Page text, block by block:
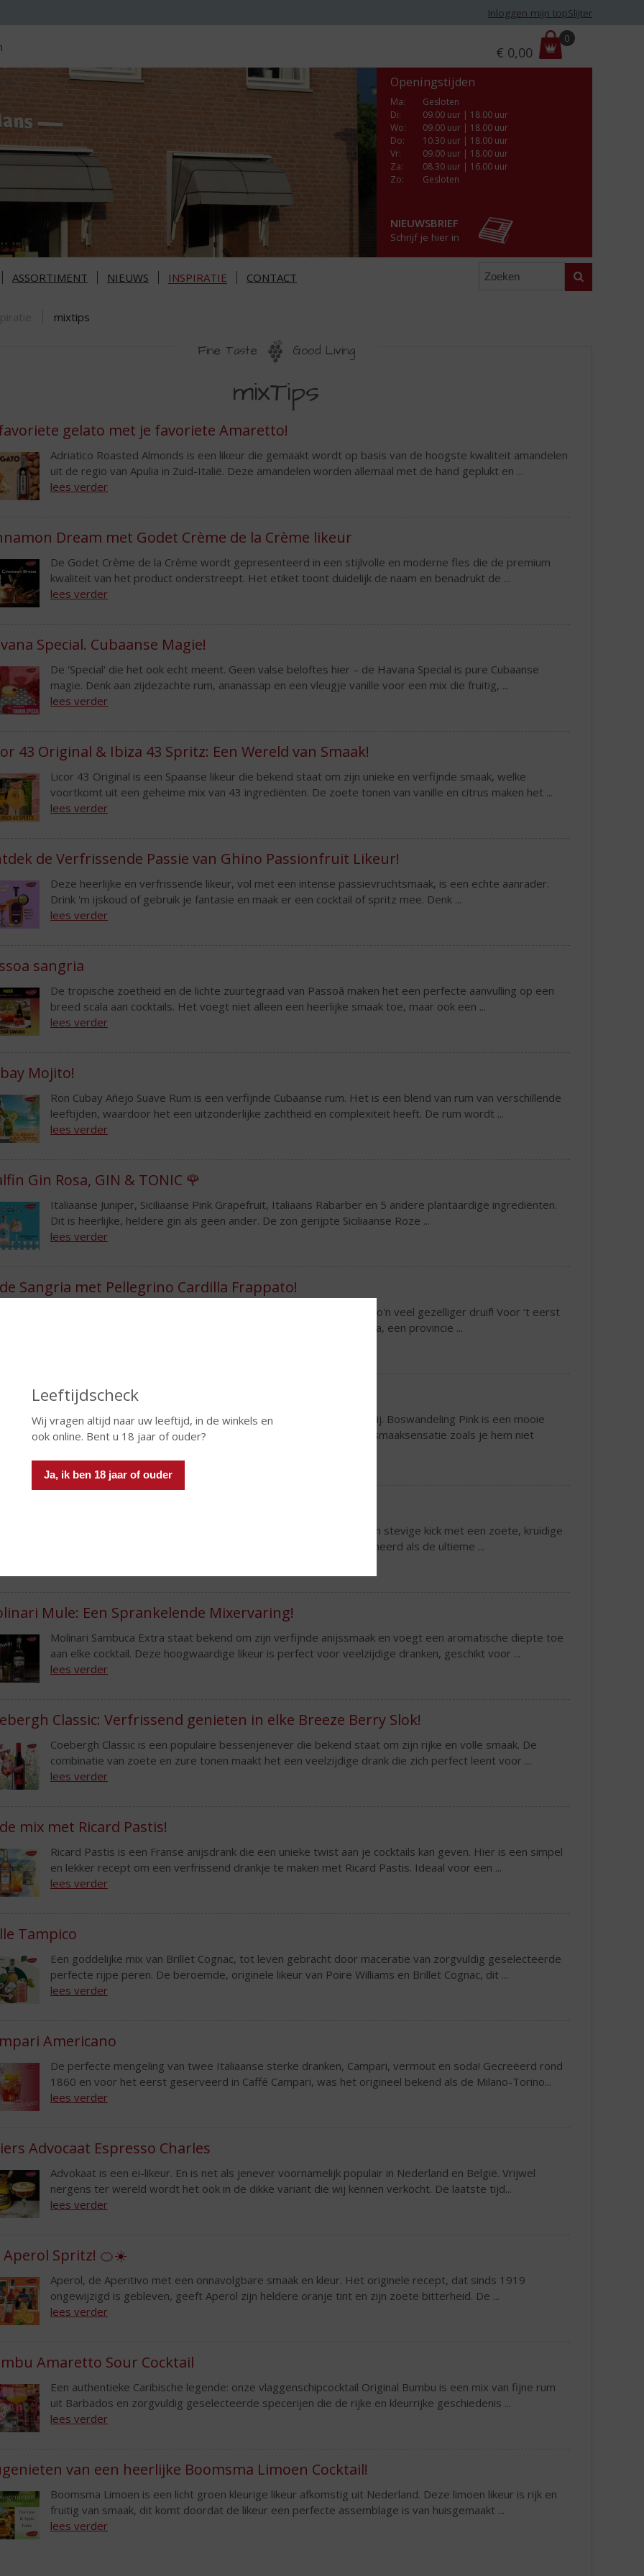
Leeftijdscheck
Wij vragen altijd naar uw leeftijd, in de winkels en
ook online. Bent u 18 jaar of ouder?
Ja, ik ben 18 jaar of ouder
Inloggen mijn topSlijter
r
i
:
€ 0,00
0
Openingstijden
Ma:
Gesloten
Di:
09.00 uur | 18.00 uur
Wo:
09.00 uur | 18.00 uur
Do:
10.30 uur | 18.00 uur
Vr:
09.00 uur | 18.00 uur
Za:
08.30 uur | 16.00 uur
Zo:
Gesloten
NIEUWSBRIEF
Schrijf je hier in
ASSORTIMENT NIEUWS INSPIRATIE CONTACT Zoeken
mixtips
Fine Taste Good Living
mixTips
favoriete gelato met je favoriete Amaretto!
Adriatico Roasted Almonds is een likeur die gemaakt wordt op basis van de hoogste kwaliteit amandelen
uit de regio van Apulia in Zuid-Italië. Deze amandelen worden allemaal met de hand geplukt en ...
lees verder
Dream met Godet Crème de la Crème likeur
De Godet Crème de la Crème wordt gepresenteerd in een stijlvolle en moderne fles die de premium
kwaliteit van het product onderstreept. Het etiket toont duidelijk de naam en benadrukt de ...
lees verder
Special. Cubaanse Magie!
De 'Special' die het ook echt meent. Geen valse beloftes hier – de Havana Special is pure Cubaanse
magie. Denk aan zijdezachte rum, ananassap en een vleugje vanille voor een mix die fruitig, ...
lees verder
43 Original & Ibiza 43 Spritz: Een Wereld van Smaak!
Licor 43 Original is een Spaanse likeur die bekend staat om zijn unieke en verfijnde smaak, welke
voortkomt uit een geheime mix van 43 ingrediënten. De zoete tonen van vanille en citrus maken het ...
lees verder
de Verfrissende Passie van Ghino Passionfruit Likeur!
Deze heerlijke en verfrissende likeur, vol met een intense passievruchtsmaak, is een echte aanrader.
Drink 'm ijskoud of gebruik je fantasie en maak er een cocktail of spritz mee. Denk ...
lees verder
sangria
De tropische zoetheid en de lichte zuurtegraad van Passoã maken het een perfecte aanvulling op een
breed scala aan cocktails. Het voegt niet alleen een heerlijke smaak toe, maar ook een ...
lees verder
Mojito!
Ron Cubay Añejo Suave Rum is een verfijnde Cubaanse rum. Het is een blend van rum van verschillende
leeftijden, waardoor het een uitzonderlijke zachtheid en complexiteit heeft. De rum wordt ...
lees verder
Gin Rosa, GIN & TONIC 🌹
Italiaanse Juniper, Siciliaanse Pink Grapefruit, Italiaans Rabarber en 5 andere plantaardige ingrediënten.
Dit is heerlijke, heldere gin als geen ander. De zon gerijpte Siciliaanse Roze ...
lees verder
Sangria met Pellegrino Cardilla Frappato!
Dat frappato niet veel bekender is dan nero d'avola! Terwijl toch zo'n veel gezelliger druif! Voor ‘t eerst
schriftelijk vermeld in 1760, als zijnde een druif in Vittoria in Ragusa, een provincie ...
pink macarons… Klein maar fijn!
In 2021 kreeg de vertrouwde Boswandeling er een roze variant bij. Boswandeling Pink is een mooie
zachte roomlikeur met de smaken van framboos en karamel. Een smaaksensatie zoals je hem niet
Fireball Cinnamon Whisky is dé whiskylikeur voor wie houdt van een stevige kick met een zoete, kruidige
twist. Dit iconische merk heeft zich over de hele wereld gepositioneerd als de ultieme ...
Mule: Een Sprankelende Mixervaring!
Molinari Sambuca Extra staat bekend om zijn verfijnde anijssmaak en voegt een aromatische diepte toe
aan elke cocktail. Deze hoogwaardige likeur is perfect voor veelzijdige dranken, geschikt voor ...
lees verder
Classic: Verfrissend genieten in elke Breeze Berry Slok!
Coebergh Classic is een populaire bessenjenever die bekend staat om zijn rijke en volle smaak. De
combinatie van zoete en zure tonen maakt het een veelzijdige drank die zich perfect leent voor ...
lees verder
mix met Ricard Pastis!
Ricard Pastis is een Franse anijsdrank die een unieke twist aan je cocktails kan geven. Hier is een simpel
en lekker recept om een verfrissend drankje te maken met Ricard Pastis. Ideaal voor een ...
lees verder
Tampico
Een goddelijke mix van Brillet Cognac, tot leven gebracht door maceratie van zorgvuldig geselecteerde
perfecte rijpe peren. De beroemde, originele likeur van Poire Williams en Brillet Cognac, dit ...
lees verder
Americano
De perfecte mengeling van twee Italiaanse sterke dranken, Campari, vermout en soda! Gecreëerd rond
1860 en voor het eerst geserveerd in Caffé Campari, was het origineel bekend als de Milano-Torino...
lees verder
Advocaat Espresso Charles
Advokaat is een ei-likeur. En is net als jenever voornamelijk populair in Nederland en België. Vrijwel
nergens ter wereld wordt het ook in de dikke variant die wij kennen verkocht. De laatste tijd...
lees verder
Aperol Spritz! 🍊☀️
Aperol, de Aperitivo met een onnavolgbare smaak en kleur. Het originele recept, dat sinds 1919
ongewijzigd is gebleven, geeft Aperol zijn heldere oranje tint en zijn zoete bitterheid. De ...
lees verder
Amaretto Sour Cocktail
Een authentieke Caribische legende: onze vlaggenschipcocktail Original Bumbu is een mix van fijne rum
uit Barbados en zorgvuldig geselecteerde specerijen die de rijke en kleurrijke geschiedenis ...
lees verder
van een heerlijke Boomsma Limoen Cocktail!
Boomsma Limoen is een licht groen kleurige likeur afkomstig uit Nederland. Deze limoen likeur is rijk en
fruitig van smaak, dit komt doordat de likeur een perfecte assemblage is van huisgemaakt ...
lees verder